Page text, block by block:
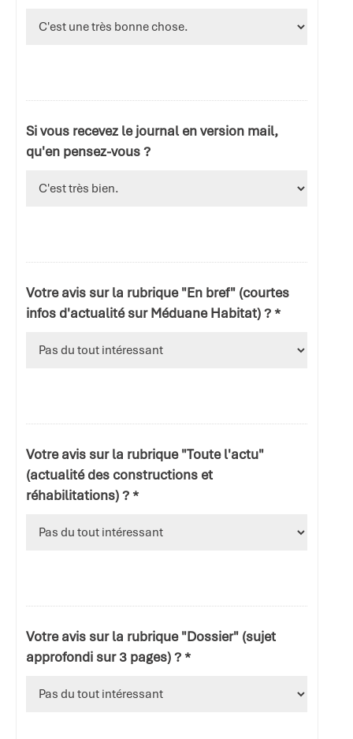
Si vous recevez le journal en version mail,
qu'en pensez-vous ?
Votre avis sur la rubrique "En bref" (courtes
infos d'actualité sur Méduane Habitat) ? *
Votre avis sur la rubrique "Toute l'actu"
(actualité des constructions et
réhabilitations) ? *
Votre avis sur la rubrique "Dossier" (sujet
approfondi sur 3 pages) ? *